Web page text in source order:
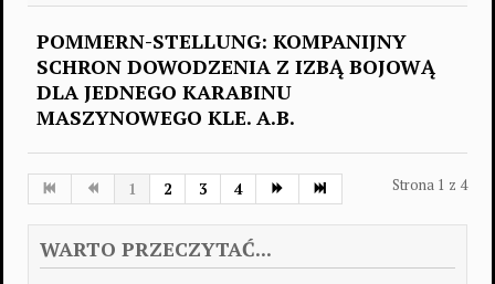
POMMERN-STELLUNG: KOMPANIJNY
SCHRON DOWODZENIA Z IZBĄ BOJOWĄ
DLA JEDNEGO KARABINU
MASZYNOWEGO KLE. A.B.
Strona 1 z 4
1 2 3 4
WARTO PRZECZYTAĆ...